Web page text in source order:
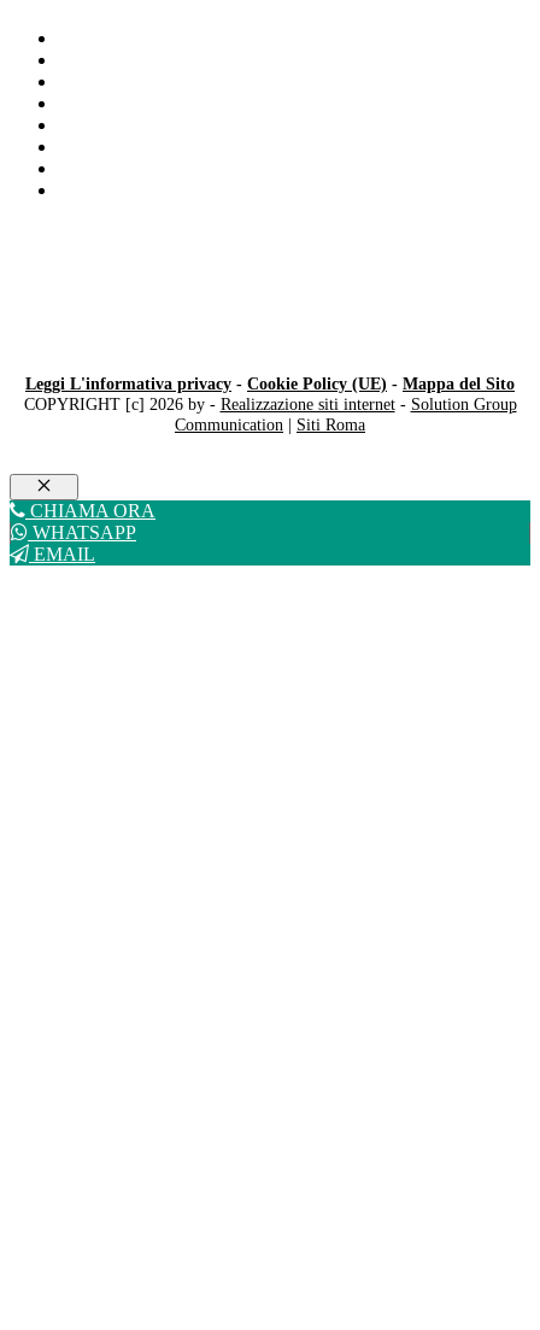
Leggi L'informativa privacy - Cookie Policy (UE) - Mappa del Sito
COPYRIGHT [c] 2026 by - Realizzazione siti internet- Solution Group
Communication | Siti Roma
Chiudi
CHIAMA ORA
WHATSAPP
EMAIL